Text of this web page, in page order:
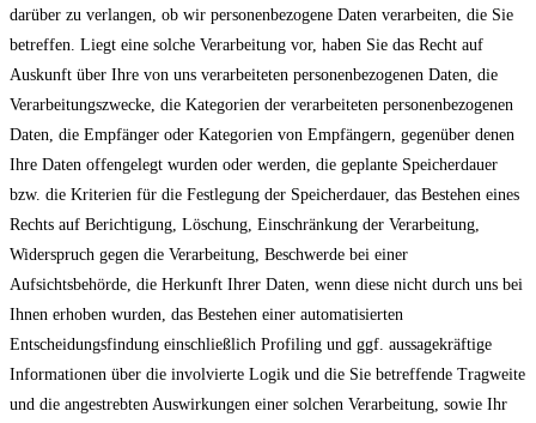
darüber zu verlangen, ob wir personenbezogene Daten verarbeiten, die Sie
betreffen. Liegt eine solche Verarbeitung vor, haben Sie das Recht auf
Auskunft über Ihre von uns verarbeiteten personenbezogenen Daten, die
Verarbeitungszwecke, die Kategorien der verarbeiteten personenbezogenen
Daten, die Empfänger oder Kategorien von Empfängern, gegenüber denen
Ihre Daten offengelegt wurden oder werden, die geplante Speicherdauer
bzw. die Kriterien für die Festlegung der Speicherdauer, das Bestehen eines
Rechts auf Berichtigung, Löschung, Einschränkung der Verarbeitung,
Widerspruch gegen die Verarbeitung, Beschwerde bei einer
Aufsichtsbehörde, die Herkunft Ihrer Daten, wenn diese nicht durch uns bei
Ihnen erhoben wurden, das Bestehen einer automatisierten
Entscheidungsfindung einschließlich Profiling und ggf. aussagekräftige
Informationen über die involvierte Logik und die Sie betreffende Tragweite
und die angestrebten Auswirkungen einer solchen Verarbeitung, sowie Ihr